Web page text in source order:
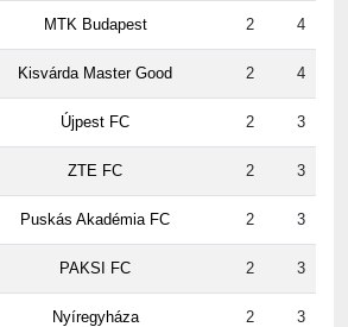
Kisvárda Master Good 2 4
Újpest FC 2 3
ZTE FC 2 3
Puskás Akadémia FC 2 3
PAKSI FC 2 3
Nyíregyháza 2 3
Kispest-Honvéd 2 2